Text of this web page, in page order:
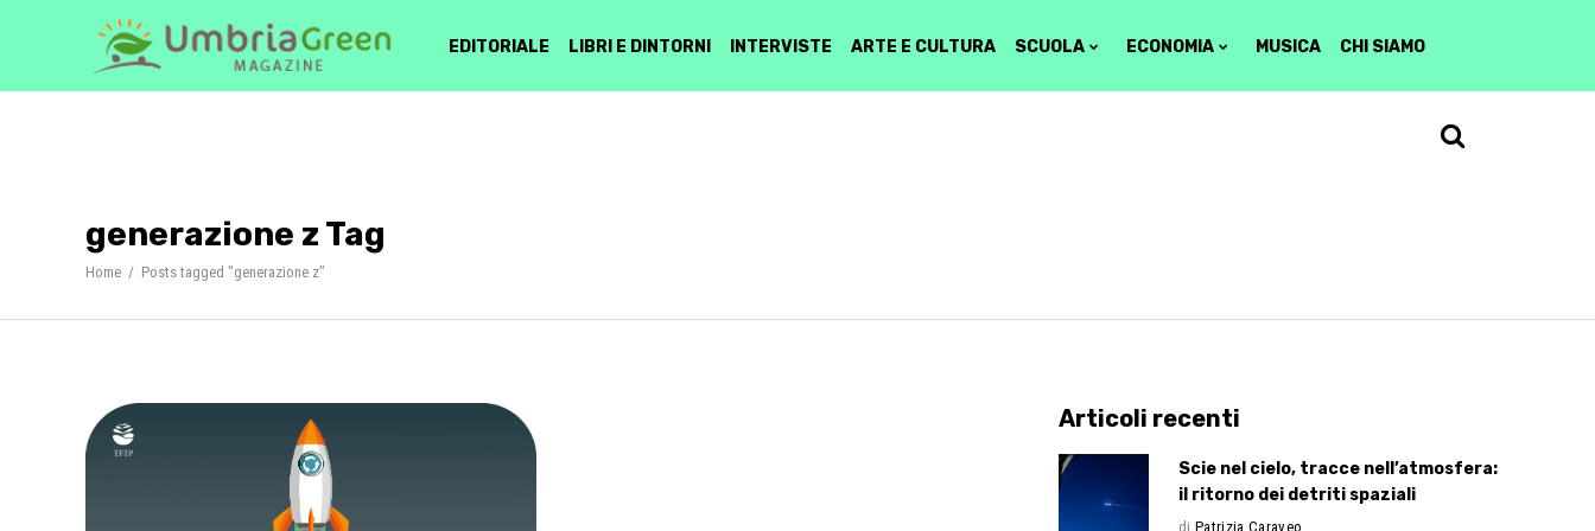
EDITORIALE LIBRI E DINTORNI INTERVISTE ARTE E CULTURA SCUOLA ECONOMIA MUSICA CHI SIAMO
generazione z Tag
Home / Posts tagged "generazione z"
Articoli recenti
Scie nel cielo, tracce nell’atmosfera:
il ritorno dei detriti spaziali
di Patrizia Caraveo